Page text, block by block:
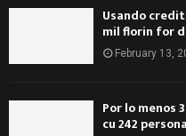
Usando
mil florin for
February 13,
Por lo menos
cu 242